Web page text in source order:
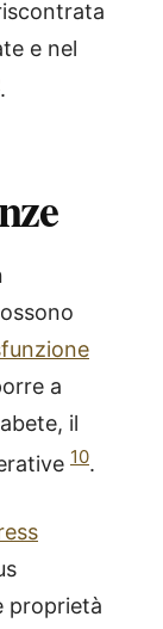
e nel
.
a
il
10.
proprietà